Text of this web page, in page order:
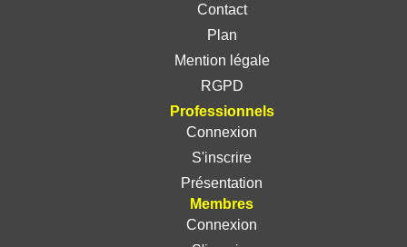
Contact
Plan
Mention légale
RGPD
Professionnels
Connexion
S'inscrire
Présentation
Membres
Connexion